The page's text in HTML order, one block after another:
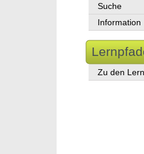
Suche
Information
Zu den